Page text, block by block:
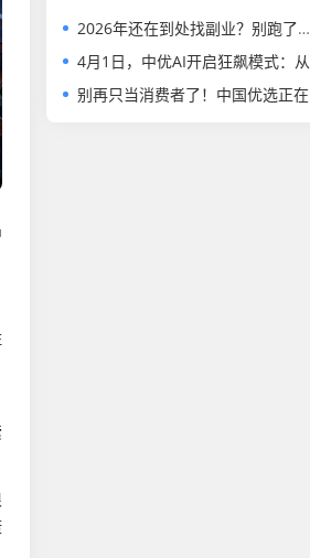
2026年还在到处找副业？别跑了，中国优选就是普通人能干一辈子的事业
4月1日，中优AI开启狂飙模式：从0粉到挂橱窗，7天跑通视频号带货全流程
别再只当消费者了！中国优选正在寻找分享者，普通人轻创业的新机会来了！